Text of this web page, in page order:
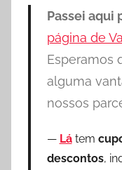
Passei aqui
página de
Esperamos
alguma
nossos
Látem
descontos,